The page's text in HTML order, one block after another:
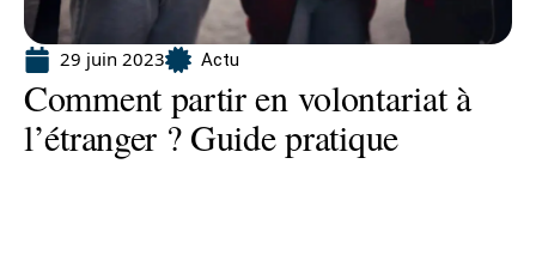
29 juin 2023 Actu
Comment partir en volontariat à
l’étranger ? Guide pratique